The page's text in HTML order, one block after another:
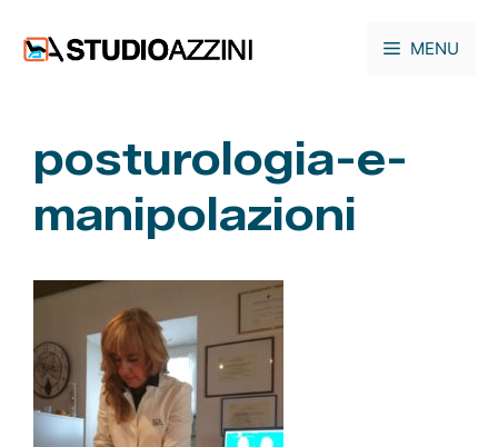
contenuto
MENU
posturologia-e-
manipolazioni